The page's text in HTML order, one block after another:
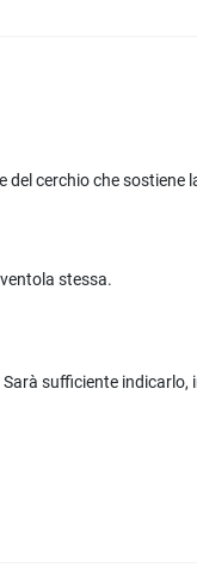
cerchio che sostiene
stessa.
sufficiente